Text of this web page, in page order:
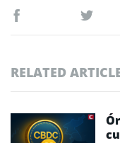
RELATED